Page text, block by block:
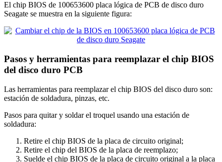
El chip BIOS de 100653600 placa lógica de PCB de disco duro
Seagate se muestra en la siguiente figura:
Pasos y herramientas para reemplazar el chip BIOS
del disco duro PCB
Las herramientas para reemplazar el chip BIOS del disco duro son:
estación de soldadura, pinzas, etc.
Pasos para quitar y soldar el troquel usando una estación de
soldadura:
Retire el chip BIOS de la placa de circuito original;
Retire el chip del BIOS de la placa de reemplazo;
Suelde el chip BIOS de la placa de circuito original a la placa